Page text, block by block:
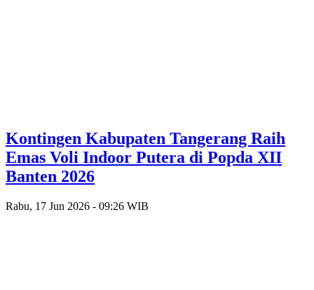
Kontingen Kabupaten Tangerang Raih
Emas Voli Indoor Putera di Popda XII
Banten 2026
Rabu, 17 Jun 2026 - 09:26 WIB